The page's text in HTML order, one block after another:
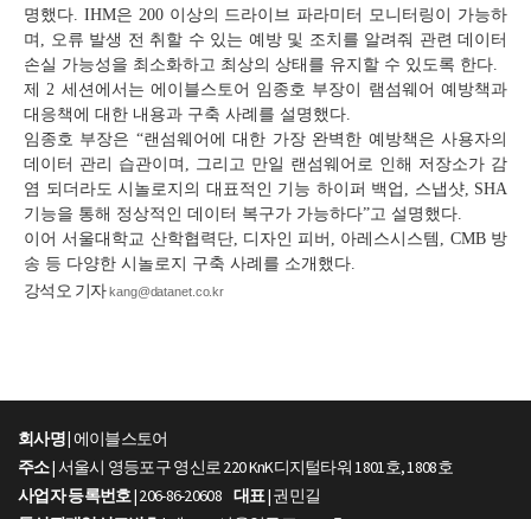
명했다. IHM은 200 이상의 드라이브 파라미터 모니터링이 가능하
며, 오류 발생 전 취할 수 있는 예방 및 조치를 알려줘 관련 데이터
손실 가능성을 최소화하고 최상의 상태를 유지할 수 있도록 한다.
제 2 세션에서는 에이블스토어 임종호 부장이 램섬웨어 예방책과
대응책에 대한 내용과 구축 사례를 설명했다.
임종호 부장은 “랜섬웨어에 대한 가장 완벽한 예방책은 사용자의
데이터 관리 습관이며, 그리고 만일 랜섬웨어로 인해 저장소가 감
염 되더라도 시놀로지의 대표적인 기능 하이퍼 백업, 스냅샷, SHA
기능을 통해 정상적인 데이터 복구가 가능하다”고 설명했다.
이어 서울대학교 산학협력단, 디자인 피버, 아레스시스템, CMB 방
송 등 다양한 시놀로지 구축 사례를 소개했다.
강석오 기자kang@datanet.co.kr
회사명 |에이블스토어
주소| 서울시 영등포구 영신로 220 KnK디지털타워 1801호, 1808호
사업자 등록번호| 206-86-20608 대표| 권민길